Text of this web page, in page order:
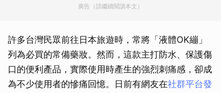
廣告（請繼續閱讀本文）
許多台灣民眾前往日本旅遊時，常將「液體OK繃」
列為必買的常備藥妝。然而，這款主打防水、保護傷
口的便利產品，實際使用時產生的強烈刺痛感，卻成
為不少使用者的慘痛回憶。日前有網友在社群平台發